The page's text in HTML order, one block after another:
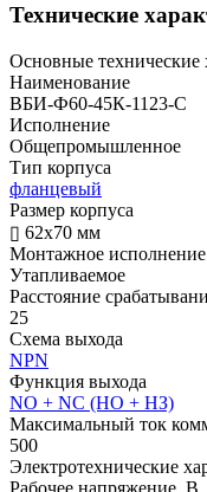
Технические
Основные технические
Наименование
ВБИ-Ф60-45К-1123-С
Исполнение
Общепромышленное
Тип корпуса
фланцевый
Размер корпуса
▯ 62х70 мм
Монтажное исполнение
Утапливаемое
Расстояние
25
Схема выхода
NPN
Функция выхода
NO + NC (НО + НЗ)
Максимальный ток
500
Электротехнические
Рабочее напряжение, В